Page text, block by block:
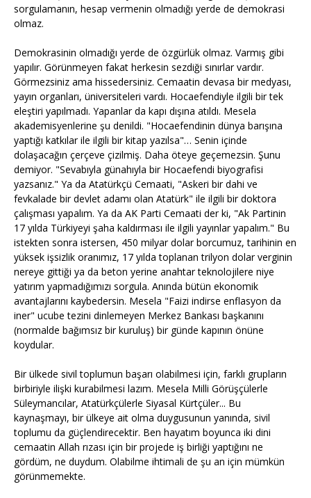
sorgulamanın, hesap vermenin olmadığı yerde de demokrasi
olmaz.
Demokrasinin olmadığı yerde de özgürlük olmaz. Varmış gibi
yapılır. Görünmeyen fakat herkesin sezdiği sınırlar vardır.
Görmezsiniz ama hissedersiniz. Cemaatin devasa bir medyası,
yayın organları, üniversiteleri vardı. Hocaefendiyle ilgili bir tek
eleştiri yapılmadı. Yapanlar da kapı dışına atıldı. Mesela
akademisyenlerine şu denildi. "Hocaefendinin dünya barışına
yaptığı katkılar ile ilgili bir kitap yazılsa"… Senin içinde
dolaşacağın çerçeve çizilmiş. Daha öteye geçemezsin. Şunu
demiyor. "Sevabıyla günahıyla bir Hocaefendi biyografisi
yazsanız." Ya da Atatürkçü Cemaati, "Askeri bir dahi ve
fevkalade bir devlet adamı olan Atatürk" ile ilgili bir doktora
çalışması yapalım. Ya da AK Parti Cemaati der ki, "Ak Partinin
17 yılda Türkiyeyi şaha kaldırması ile ilgili yayınlar yapalım." Bu
istekten sonra istersen, 450 milyar dolar borcumuz, tarihinin en
yüksek işsizlik oranımız, 17 yılda toplanan trilyon dolar verginin
nereye gittiği ya da beton yerine anahtar teknolojilere niye
yatırım yapmadığımızı sorgula. Anında bütün ekonomik
avantajlarını kaybedersin. Mesela "Faizi indirse enflasyon da
iner" ucube tezini dinlemeyen Merkez Bankası başkanını
(normalde bağımsız bir kuruluş) bir günde kapının önüne
koydular.
Bir ülkede sivil toplumun başarı olabilmesi için, farklı grupların
birbiriyle ilişki kurabilmesi lazım. Mesela Milli Görüşçülerle
Süleymancılar, Atatürkçülerle Siyasal Kürtçüler... Bu
kaynaşmayı, bir ülkeye ait olma duygusunun yanında, sivil
toplumu da güçlendirecektir. Ben hayatım boyunca iki dini
cemaatin Allah rızası için bir projede iş birliği yaptığını ne
gördüm, ne duydum. Olabilme ihtimali de şu an için mümkün
görünmemekte.